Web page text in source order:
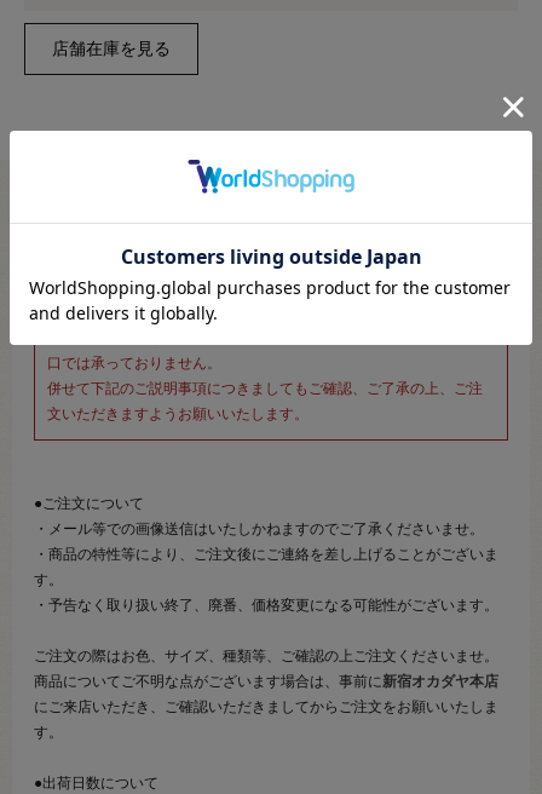
※新宿オカダヤ本店お取り扱い商品のご注文専用ページです※
こちらのページは、店頭にてあらかじめ商品詳細および商品コード
をご確認いただいた上でご注文いただけるページです。
そのため、商品画像および詳細は記載しておりません。
口では承っておりません。
併せて下記のご説明事項につきましてもご確認、ご了承の上、ご注
文いただきますようお願いいたします。
●ご注文について
・メール等での画像送信はいたしかねますのでご了承くださいませ。
・商品の特性等により、ご注文後にご連絡を差し上げることがございま
す。
・予告なく取り扱い終了、廃番、価格変更になる可能性がございます。
ご注文の際はお色、サイズ、種類等、ご確認の上ご注文くださいませ。
商品についてご不明な点がございます場合は、事前に新宿オカダヤ本店
にご来店いただき、ご確認いただきましてからご注文をお願いいたしま
す。
●出荷日数について